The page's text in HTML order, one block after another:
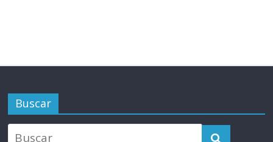
Buscar